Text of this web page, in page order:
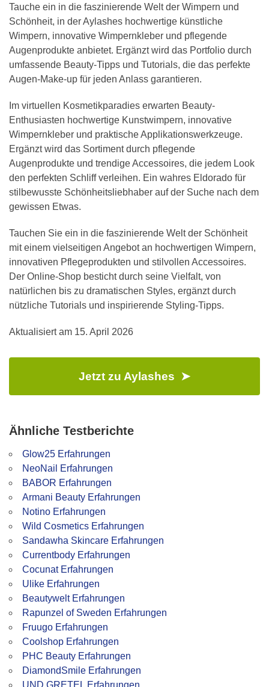
Tauche ein in die faszinierende Welt der Wimpern und
Schönheit, in der Aylashes hochwertige künstliche
Wimpern, innovative Wimpernkleber und pflegende
Augenprodukte anbietet. Ergänzt wird das Portfolio durch
umfassende Beauty-Tipps und Tutorials, die das perfekte
Augen-Make-up für jeden Anlass garantieren.
Im virtuellen Kosmetikparadies erwarten Beauty-
Enthusiasten hochwertige Kunstwimpern, innovative
Wimpernkleber und praktische Applikationswerkzeuge.
Ergänzt wird das Sortiment durch pflegende
Augenprodukte und trendige Accessoires, die jedem Look
den perfekten Schliff verleihen. Ein wahres Eldorado für
stilbewusste Schönheitsliebhaber auf der Suche nach dem
gewissen Etwas.
Tauchen Sie ein in die faszinierende Welt der Schönheit
mit einem vielseitigen Angebot an hochwertigen Wimpern,
innovativen Pflegeprodukten und stilvollen Accessoires.
Der Online-Shop besticht durch seine Vielfalt, von
natürlichen bis zu dramatischen Styles, ergänzt durch
nützliche Tutorials und inspirierende Styling-Tipps.
Aktualisiert am 15. April 2026
Jetzt zu Aylashes ➤
Ähnliche Testberichte
Glow25 Erfahrungen
NeoNail Erfahrungen
BABOR Erfahrungen
Armani Beauty Erfahrungen
Notino Erfahrungen
Wild Cosmetics Erfahrungen
Sandawha Skincare Erfahrungen
Currentbody Erfahrungen
Cocunat Erfahrungen
Ulike Erfahrungen
Beautywelt Erfahrungen
Rapunzel of Sweden Erfahrungen
Fruugo Erfahrungen
Coolshop Erfahrungen
PHC Beauty Erfahrungen
DiamondSmile Erfahrungen
UND GRETEL Erfahrungen